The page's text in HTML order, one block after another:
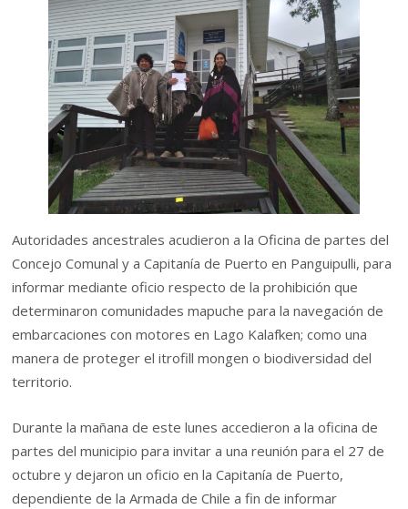
Autoridades ancestrales acudieron a la Oficina de partes del
Concejo Comunal y a Capitanía de Puerto en Panguipulli, para
informar mediante oficio respecto de la prohibición que
determinaron comunidades mapuche para la navegación de
embarcaciones con motores en Lago Kalafken; como una
manera de proteger el itrofill mongen o biodiversidad del
territorio.
Durante la mañana de este lunes accedieron a la oficina de
partes del municipio para invitar a una reunión para el 27 de
octubre y dejaron un oficio en la Capitanía de Puerto,
dependiente de la Armada de Chile a fin de informar